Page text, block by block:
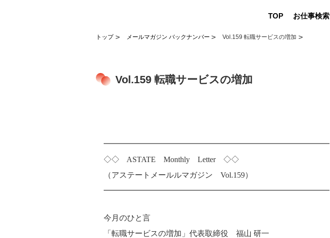
TOP お仕事検索
トップ メールマガジン バックナンバー Vol.159 転職サービスの増加
Vol.159 転職サービスの増加
━━━━━━━━━━━━━━━━━━━━━━━━━━━━━
◇◇ ASTATE Monthly Letter ◇◇
（アステートメールルマガジン Vol.159）
━━━━━━━━━━━━━━━━━━━━━━━━━━━━━
今月のひと言
「転職サービスの増加」代表取締役 福山 研一